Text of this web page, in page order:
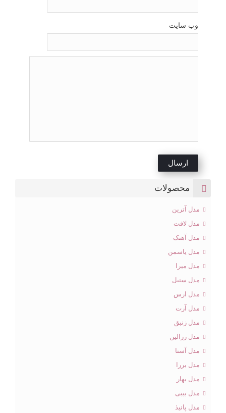
وب سایت
محصولات
مدل آترین
مدل لافت
مدل آهنک
مدل یاسمن
مدل میرا
مدل سنبل
مدل ارس
مدل آرت
مدل زنبق
مدل رزالین
مدل آسنا
مدل بررا
مدل بهار
مدل بیبی
مدل پانیذ